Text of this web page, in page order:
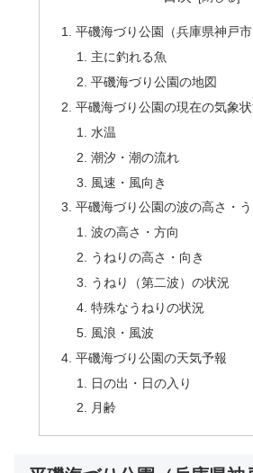
平磯海づり公園（兵庫県神戸
主に釣れる魚
平磯海づり公園の地図
平磯海づり公園の現在の気象状
水温
潮汐・潮の流れ
風速・風向き
平磯海づり公園の波の高さ・う
波の高さ・方向
うねりの高さ・向き
うねり（第二波）の状況
特殊なうねりの状況
風浪・風波
平磯海づり公園の天気予報
日の出・日の入り
月齢